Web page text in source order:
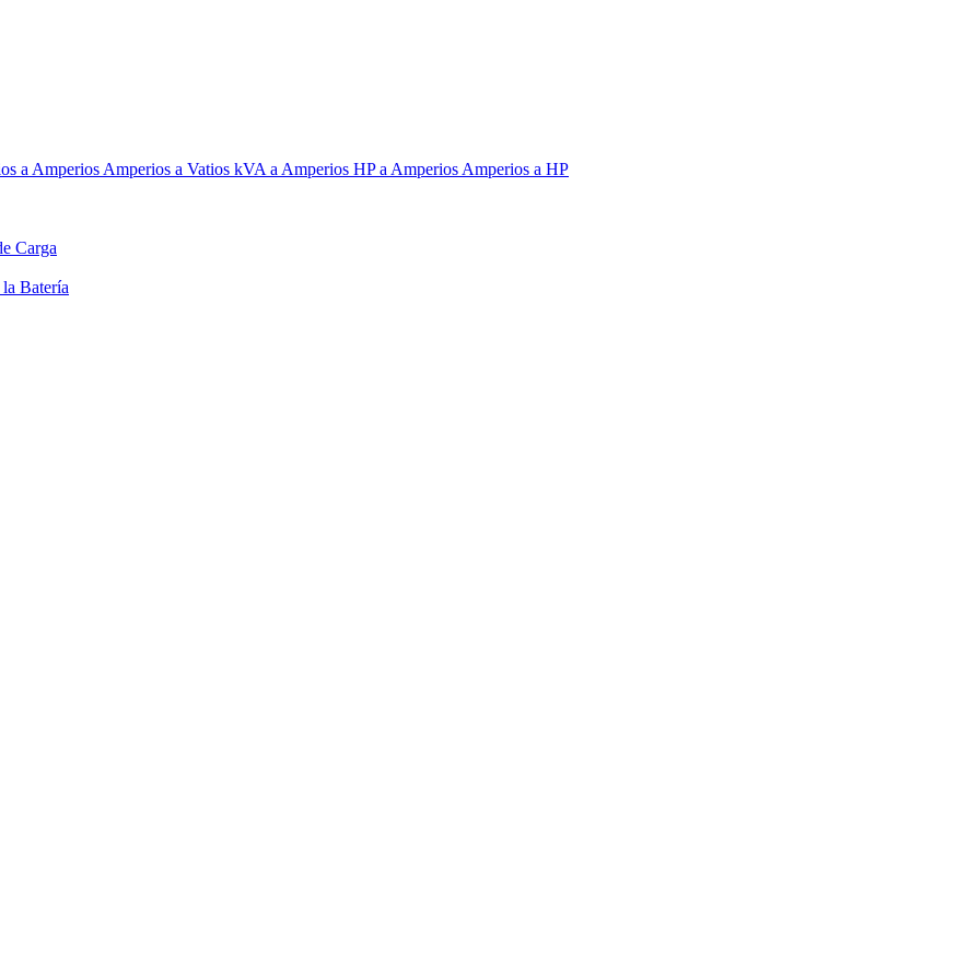
a Amperios Amperios a Vatios kVA a Amperios HP a Amperios Amperios a HP
Carga
Batería